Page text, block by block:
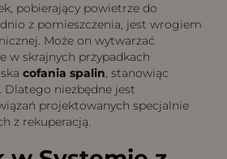
pobierający powietrze do
z pomieszczenia, jest wrogiem
Może on wytwarzać
w skrajnych przypadkach
cofania spalin, stanowiąc
Dlatego niezbędne jest
projektowanych specjalnie
z rekuperacją.